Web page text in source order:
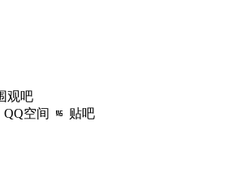
观吧
QQ空间 贴吧